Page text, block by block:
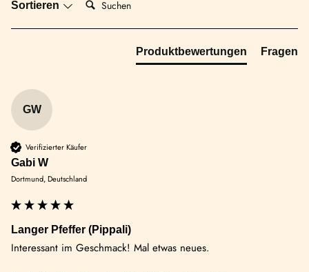
Sortieren
Produktbewertungen Fragen
GW
Verifizierter Käufer
Gabi W
Dortmund, Deutschland
Langer Pfeffer (Pippali)
Interessant im Geschmack! Mal etwas neues.